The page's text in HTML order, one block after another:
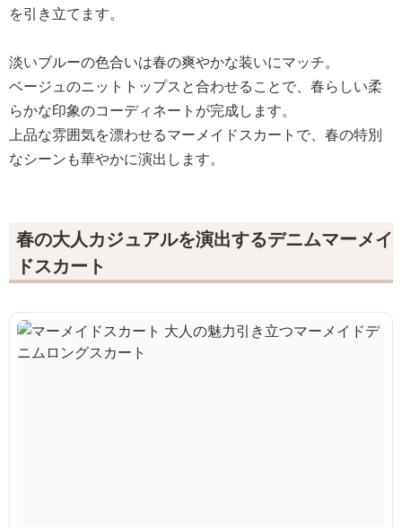
を引き立てます。
淡いブルーの色合いは春の爽やかな装いにマッチ。
ベージュのニットトップスと合わせることで、春らしい柔
らかな印象のコーディネートが完成します。
上品な雰囲気を漂わせるマーメイドスカートで、春の特別
なシーンも華やかに演出します。
春の大人カジュアルを演出するデニムマーメイ
ドスカート